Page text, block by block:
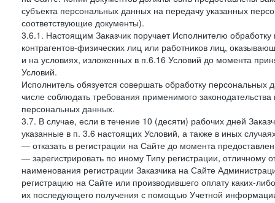
субъекта персональных данных на передачу указанных
соответствующие документы).
3.6.1. Настоящим Заказчик поручает Исполнителю
контрагентов-физических лиц или работников лиц,
и на условиях, изложенных в п.6.16 Условий до момента
Условий.
Исполнитель обязуется совершать обработку
числе соблюдать требования применимого
персональных данных.
3.7. В случае, если в течение 10 (десяти) рабочих дней
указанные в п. 3.6 настоящих Условий, а также в иных
— отказать в регистрации на Сайте до момента
— зарегистрировать по иному Типу регистрации, отличному
наименования регистрации Заказчика на Сайте
регистрацию на Сайте или производившего оплату каких-
их последующего получения с помощью Учетной